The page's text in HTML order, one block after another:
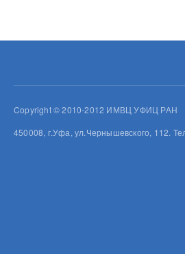
Copyright © 2010-2012 ИМВЦ УФИЦ РАН
450008, г.Уфа, ул.Чернышевского, 112.